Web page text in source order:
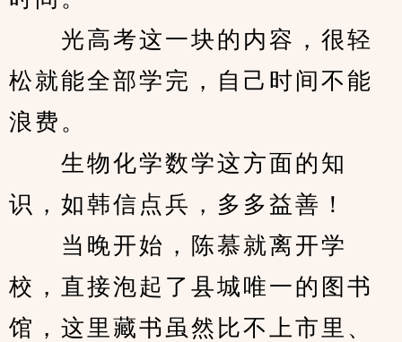
光高考这一块的内容，很轻
松就能全部学完，自己时间不能
浪费。
生物化学数学这方面的知
识，如韩信点兵，多多益善！
当晚开始，陈慕就离开学
校，直接泡起了县城唯一的图书
馆，这里藏书虽然比不上市里、